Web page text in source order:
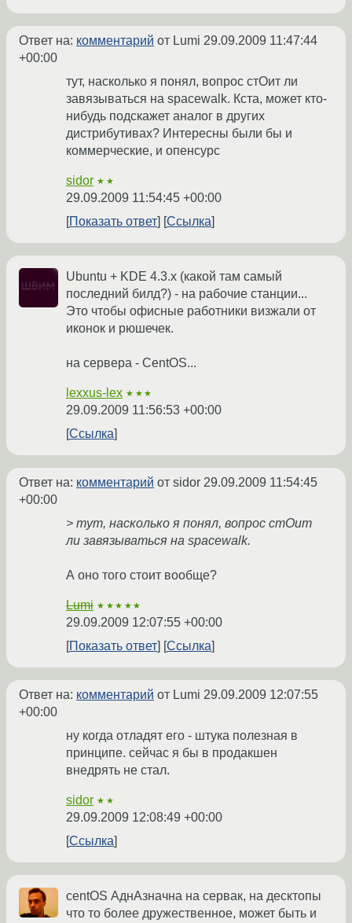
Ответ на: комментарий от Lumi 29.09.2009 11:47:44
+00:00
тут, насколько я понял, вопрос стОит ли
завязываться на spacewalk. Кста, может кто-
нибудь подскажет аналог в других
дистрибутивах? Интересны были бы и
коммерческие, и опенсурс
sidor ★★
29.09.2009 11:54:45 +00:00
Показать ответ
Ссылка
Ubuntu + KDE 4.3.x (какой там самый
последний билд?) - на рабочие станции...
Это чтобы офисные работники визжали от
иконок и рюшечек.
на сервера - CentOS...
lexxus-lex ★★★
29.09.2009 11:56:53 +00:00
Ссылка
Ответ на: комментарий от sidor 29.09.2009 11:54:45
+00:00
> тут, насколько я понял, вопрос стОит
ли завязываться на spacewalk.
А оно того стоит вообще?
Lumi ★★★★★
29.09.2009 12:07:55 +00:00
Показать ответ
Ссылка
Ответ на: комментарий от Lumi 29.09.2009 12:07:55
+00:00
ну когда отладят его - штука полезная в
принципе. сейчас я бы в продакшен
внедрять не стал.
sidor ★★
29.09.2009 12:08:49 +00:00
Ссылка
centOS АднАзначна на сервак, на десктопы
что то более дружественное, может быть и